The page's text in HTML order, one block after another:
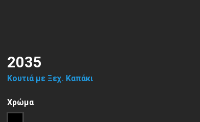
2035
Κουτιά με Ξεχ. Καπάκι
Χρώμα